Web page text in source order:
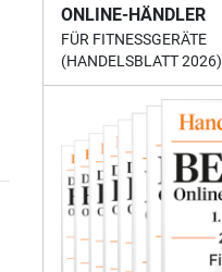
ONLINE-HÄNDLER
FÜR FITNESSGERÄTE
(HANDELSBLATT 2026)